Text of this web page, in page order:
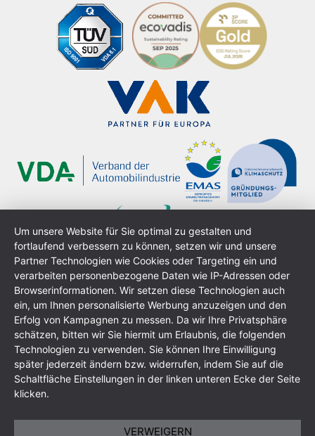
ImpressumDatenschutzerklärungAGBSitemap
Um unsere Website für Sie optimal zu gestalten und
fortlaufend verbessern zu können, setzen wir und unsere
Partner Technologien wie Cookies oder Targeting ein und
verarbeiten personenbezogene Daten wie IP-Adressen oder
Browserinformationen. Wir setzen diese Technologien auch
ein, um Ihnen personalisierte Werbung anzuzeigen und den
Erfolg von Kampagnen zu messen. Da wir Ihre Privatsphäre
schätzen, bitten wir Sie hiermit um Erlaubnis, die folgenden
Technologien zu verwenden. Sie können Ihre Einwilligung
später jederzeit ändern bzw. widerrufen, indem Sie auf die
Schaltfläche Einstellungen in der linken unteren Ecke der Seite
klicken.
VERWEIGERN